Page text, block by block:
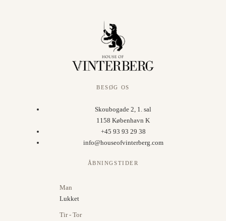
BESØG OS
Skoubogade 2, 1. sal
1158 København K
+45 93 93 29 38
info@houseofvinterberg.com
ÅBNINGSTIDER
Man
Lukket
Tir - Tor